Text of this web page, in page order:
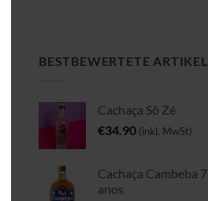
BESTBEWERTETE ARTIKEL
Cachaça Sô Zé
€34.90 (inkl. MwSt)
Cachaça Cambeba 7
anos